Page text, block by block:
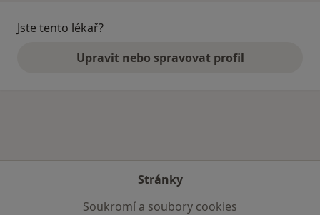
Jste tento lékař?
Upravit nebo spravovat profil
Stránky
Soukromí a soubory cookies